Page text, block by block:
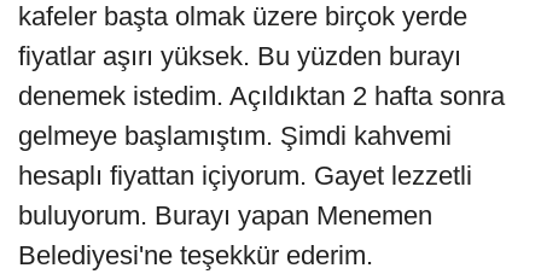
kafeler başta olmak üzere birçok yerde
fiyatlar aşırı yüksek. Bu yüzden burayı
denemek istedim. Açıldıktan 2 hafta sonra
gelmeye başlamıştım. Şimdi kahvemi
hesaplı fiyattan içiyorum. Gayet lezzetli
buluyorum. Burayı yapan Menemen
Belediyesi'ne teşekkür ederim.